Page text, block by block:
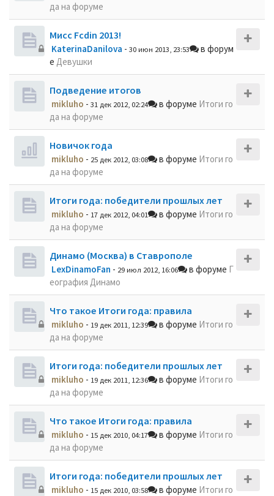
да на форуме
Мисс Fcdin 2013!
KaterinaDanilova - 30 июн 2013, 23:53
в форум
е Девушки
Подведение итогов
mikluho - 31 дек 2012, 02:24 в форуме Итоги го
да на форуме
Новичок года
mikluho - 25 дек 2012, 03:08 в форуме Итоги го
да на форуме
Итоги года: победители прошлых лет
mikluho - 17 дек 2012, 04:01 в форуме Итоги го
да на форуме
Динамо (Москва) в Ставрополе
LexDinamoFan - 29 июл 2012, 16:06 в форуме Г
еография Динамо
Что такое Итоги года: правила
mikluho - 19 дек 2011, 12:39 в форуме Итоги го
да на форуме
Итоги года: победители прошлых лет
mikluho - 19 дек 2011, 12:36 в форуме Итоги го
да на форуме
Что такое Итоги года: правила
mikluho - 15 дек 2010, 04:17 в форуме Итоги го
да на форуме
Итоги года: победители прошлых лет
mikluho - 15 дек 2010, 03:58 в форуме Итоги го